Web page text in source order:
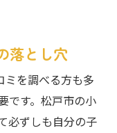
落とし穴
ミを調べる方も多
です。松戸市の小
必ずしも自分の子